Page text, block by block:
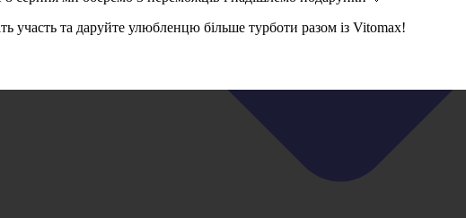
участь та даруйте улюбленцю більше турботи разом із Vitomax!